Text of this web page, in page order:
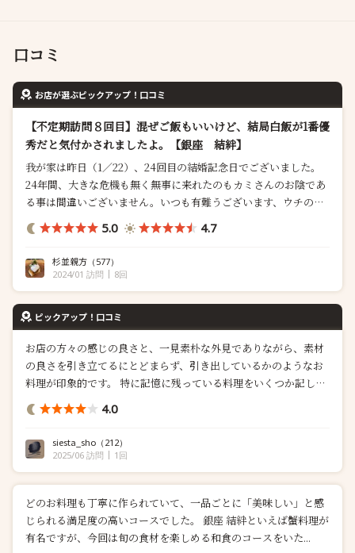
口コミ
お店が選ぶピックアップ！口コミ
【不定期訪問８回目】混ぜご飯もいいけど、結局白飯が1番優
秀だと気付かされましたよ。【銀座 結絆】
我が家は昨日（1／22）、24回目の結婚記念日でございました。
24年間、大きな危機も無く無事に来れたのもカミさんのお陰であ
る事は間違いございません。いつも有難うございます、ウチの奥
さん！ そんな記念日を祝うために、銀座に行って参りました。結
絆（ゆいな）さんはアタシが尊敬してやまない品川イッコーさん
の動画に登場したお店なんですけど、初めて伺ってからもう３年
くらいですかね。そんなに伺っていな...
5.0 4.7
杉並親方 （577）
2024/01 訪問
8回
ピックアップ！口コミ
お店の方々の感じの良さと、一見素朴な外見でありながら、素材
の良さを引き立てるにとどまらず、引き出しているかのようなお
料理が印象的です。 特に記憶に残っている料理をいくつか記しま
す。 一番初めの穴子はよく脂がのっていました。バランスとして
は多めに感じる山葵ですが、穴子の脂がしっかりしているので...
4.0
siesta_sho （212）
2025/06 訪問
1回
どのお料理も丁寧に作られていて、一品ごとに「美味しい」と感
じられる満足度の高いコースでした。 銀座 結絆といえば蟹料理が
有名ですが、今回は旬の食材を楽しめる和食のコースをいた...